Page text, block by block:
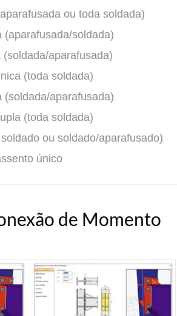
ou toda soldada)
(aparafusada/soldada)
(soldada/aparafusada)
(toda soldada)
(soldada/aparafusada)
(toda soldada)
ou soldado/aparafusado)
único
de Momento